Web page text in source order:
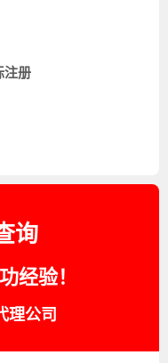
注册
询
经验！
理公司